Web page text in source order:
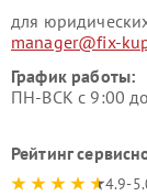
для
manager@fix-
График работы:
ПН-ВСК с 9:00
Рейтинг
4.9-